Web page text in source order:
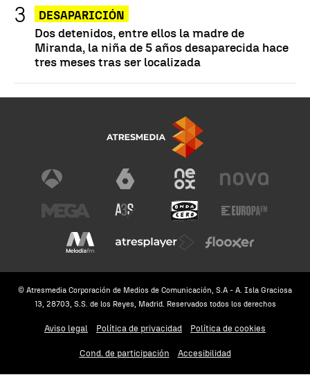
DESAPARICIÓN
Dos detenidos, entre ellos la madre de
Miranda, la niña de 5 años desaparecida hace
tres meses tras ser localizada
© Atresmedia Corporación de Medios de Comunicación, S.A - A. Isla Graciosa
13, 28703, S.S. de los Reyes, Madrid. Reservados todos los derechos
Aviso legal Política de privacidad Política de cookies
Cond. de participación Accesibilidad